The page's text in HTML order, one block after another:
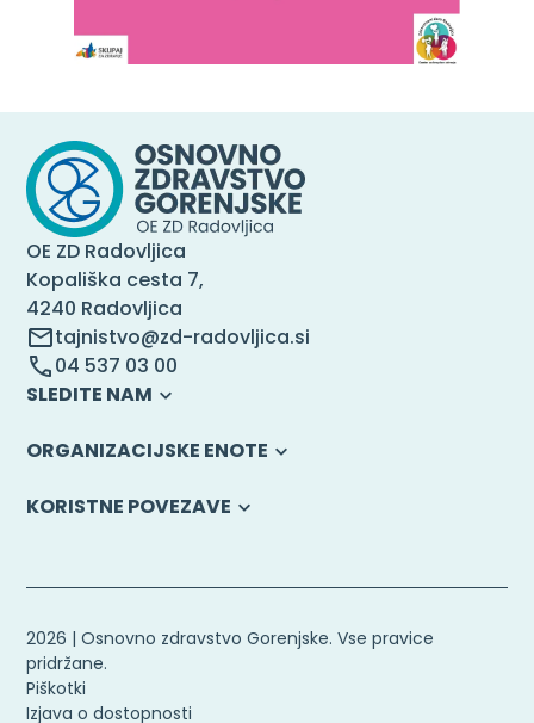
OE ZD Radovljica
Kopališka cesta 7,
4240 Radovljica
tajnistvo@zd-radovljica.si
04 537 03 00
SLEDITE NAM
ORGANIZACIJSKE ENOTE
KORISTNE POVEZAVE
2026 | Osnovno zdravstvo Gorenjske. Vse pravice
pridržane.
Piškotki
Izjava o dostopnosti